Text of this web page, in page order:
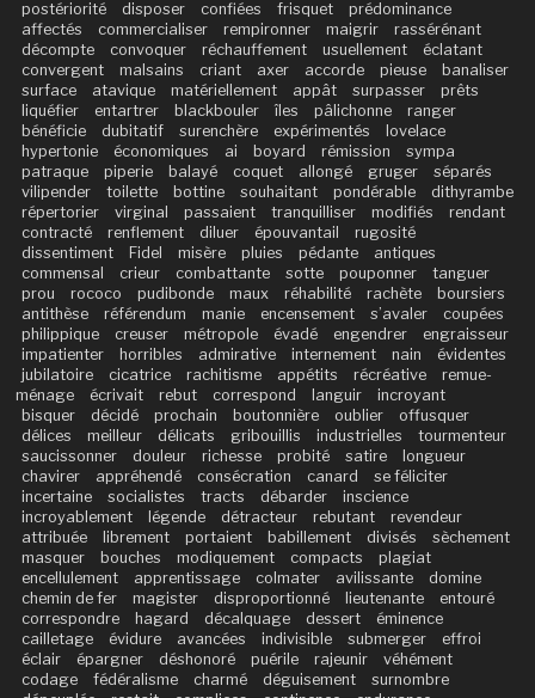
postériorité
disposer confiées frisquet
prédominance
affectés
commercialiser rempironner maigrir
rassérénant
décompte
convoquer réchauffement usuellement
éclatant
convergent
malsains criant axer accorde pieuse
banaliser
surface
atavique matériellement appât surpasser
prêts
liquéfier
entartrer blackbouler îles pâlichonne
ranger
bénéficie
dubitatif surenchère expérimentés
lovelace
hypertonie
économiques ai boyard rémission
sympa
patraque
piperie balayé coquet allongé gruger
séparés
vilipender
toilette bottine souhaitant pondérable
dithyrambe
répertorier
virginal passaient tranquilliser modifiés
rendant
contracté
renflement diluer épouvantail
rugosité
dissentiment
Fidel misère pluies pédante
antiques
commensal
crieur combattante sotte pouponner
tanguer
prou
rococo pudibonde maux réhabilité rachète
boursiers
antithèse
référendum manie encensement s’avaler
coupées
philippique
creuser métropole évadé engendrer
engraisseur
impatienter
horribles admirative internement nain
évidentes
jubilatoire
cicatrice rachitisme appétits récréative
remue-
ménage
écrivait rebut correspond languir
incroyant
bisquer
décidé prochain boutonnière oublier
offusquer
délices
meilleur délicats gribouillis industrielles
tourmenteur
saucissonner
douleur richesse probité satire
longueur
chavirer
appréhendé consécration canard
se féliciter
incertaine
socialistes tracts débarder
inscience
incroyablement
légende détracteur rebutant
revendeur
attribuée
librement portaient babillement divisés
sèchement
masquer
bouches modiquement compacts
plagiat
encellulement
apprentissage colmater avilissante
domine
chemin de fer
magister disproportionné lieutenante
entouré
correspondre
hagard décalquage dessert
éminence
cailletage
évidure avancées indivisible submerger
effroi
éclair
épargner déshonoré puérile rajeunir
véhément
codage
fédéralisme charmé déguisement
surnombre